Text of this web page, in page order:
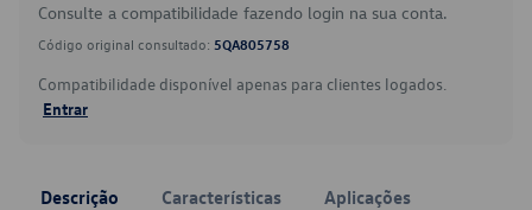
Consulte a compatibilidade fazendo login na sua conta.
Código original consultado: 5QA805758
Compatibilidade disponível apenas para clientes logados.
Entrar
Descrição Características Aplicações